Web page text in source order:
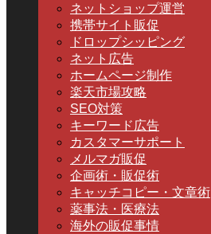
ネットショップ運営
携帯サイト販促
ドロップシッピング
ネット広告
ホームページ制作
楽天市場攻略
SEO対策
キーワード広告
カスタマーサポート
メルマガ販促
企画術・販促術
キャッチコピー・文章術
薬事法・医療法
海外の販促事情